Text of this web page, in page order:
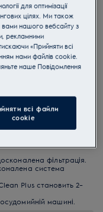
Plus
фільтрація.
система
Plus становить 2–
машині.
для оптимізації
цілях. Ми також
нашого вебсайту з
рекламними
«Прийняти всі
нами файлів cookie.
наше Пoвідомлення
всі файли
сookie